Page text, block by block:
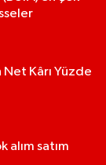
Kârı Yüzde
alım satım